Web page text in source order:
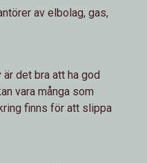
av elbolag, gas,
det bra att ha god
vara många som
finns för att slippa